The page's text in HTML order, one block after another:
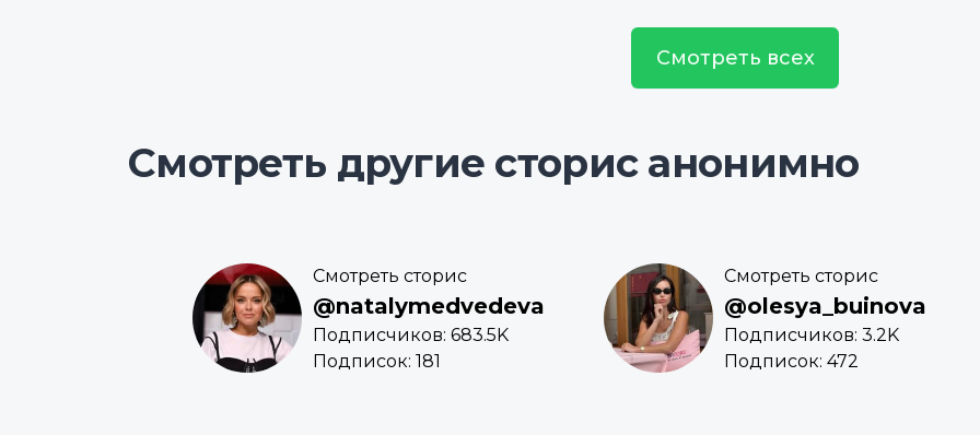
Смотреть всех
Смотреть другие сторис анонимно
Смотреть сторис
@natalymedvedeva
Подписчиков: 683.5K
Подписок: 181
Смотреть сторис
@olesya_buinova
Подписчиков: 3.2K
Подписок: 472